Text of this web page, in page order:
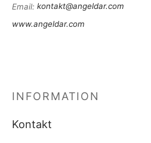
Email: kontakt@angeldar.com
www.angeldar.com
INFORMATION
Kontakt